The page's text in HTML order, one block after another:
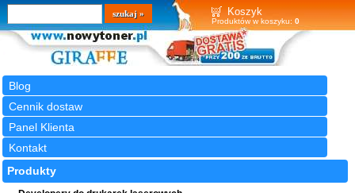
Koszyk
Produktów w koszyku: 0
Blog
Cennik dostaw
Panel Klienta
Kontakt
Wyszukiwarka
szukaj
Produkty